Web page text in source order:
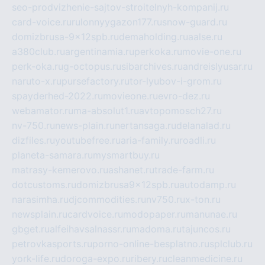
seo-prodvizhenie-sajtov-stroitelnyh-kompanij.ru
card-voice.ru rulonnyygazon177.rusnow-guard.ru
domizbrusa-9x12spb.rudemaholding.ruaalse.ru
a380club.ruargentinamia.ruperkoka.ru movie-one.ru
perk-oka.rug-octopus.rusibarchives.ruandreislyusar.ru
naruto-x.rupursefactory.rutor-lyubov-i-grom.ru
spayderhed-2022.ru movieone.ruevro-dez.ru
webamator.ru ma-absolut1.ruavtopomosch27.ru
nv-750.ru news-plain.ru nertansaga.rudelanalad.ru
dizfiles.ruyoutubefree.ruaria-family.ru roadli.ru
planeta-samara.ru mysmartbuy.ru
matrasy-kemerovo.ruashanet.rutrade-farm.ru
dotcustoms.rudomizbrusa9x12spb.ruautodamp.ru
narasimha.rudjcommodities.ru nv750.rux-ton.ru
newsplain.rucardvoice.ru modopaper.ru manunae.ru
gbget.rualfeihavsalnassr.ru madoma.rutajuncos.ru
petrovkasports.ruporno-online-besplatno.rusplclub.ru
york-life.rudoroga-expo.ru ribery.rucleanmedicine.ru